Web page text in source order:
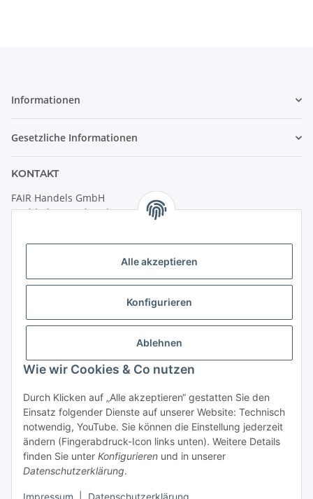
Alle akzeptieren
Konfigurieren
Ablehnen
Wie wir Cookies & Co nutzen
Durch Klicken auf „Alle akzeptieren“ gestatten Sie den
Einsatz folgender Dienste auf unserer Website: Technisch
notwendig, YouTube. Sie können die Einstellung jederzeit
ändern (Fingerabdruck-Icon links unten). Weitere Details
finden Sie unter Konfigurieren und in unserer
Datenschutzerklärung.
Impressum Datenschutzerklärung
Informationen
Gesetzliche Informationen
KONTAKT
FAIR Handels GmbH
(Weltladen Innsbruck)
6020 Innsbruck
Öffnungszeiten:
Vertrag widerrufen